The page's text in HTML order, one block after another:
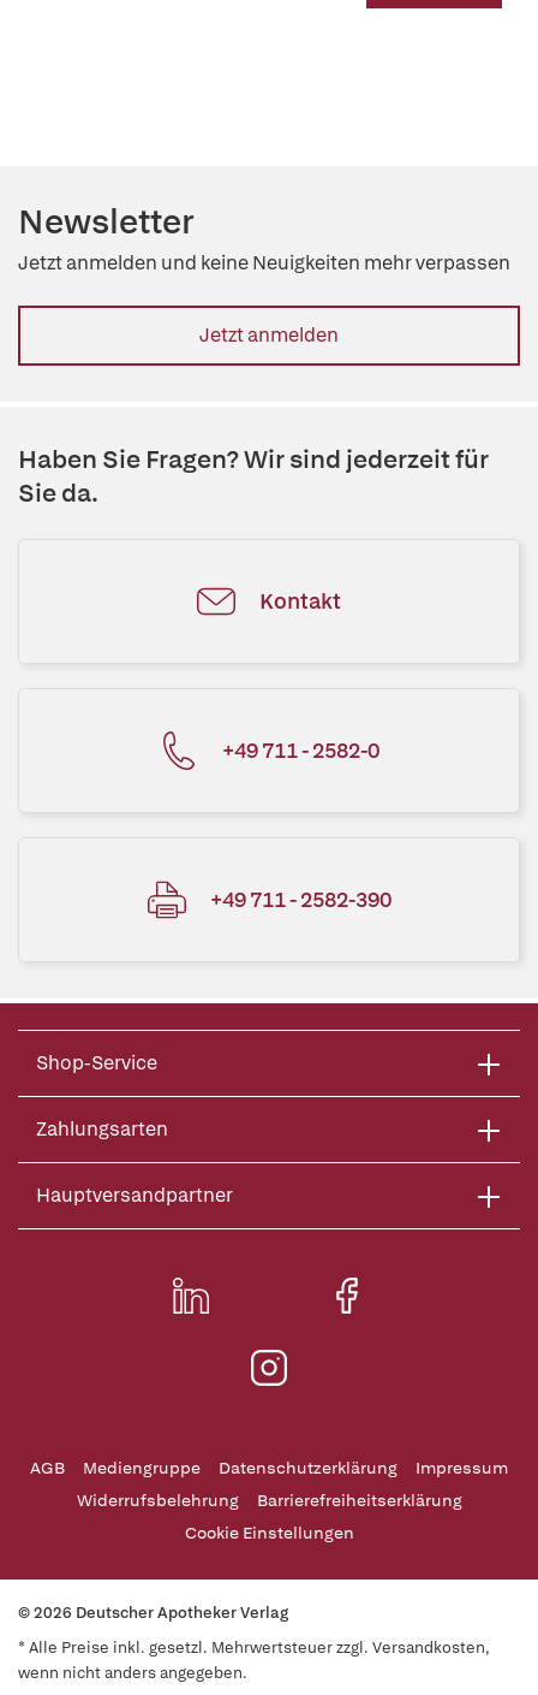
Newsletter
Jetzt anmelden und keine Neuigkeiten mehr verpassen
Jetzt anmelden
Haben Sie Fragen? Wir sind jederzeit für
Sie da.
Kontakt
+49 711 - 2582-0
+49 711 - 2582-390
Shop-Service
Zahlungsarten
Hauptversandpartner
AGB Mediengruppe Datenschutzerklärung
Impressum
Widerrufsbelehrung
Barrierefreiheitserklärung
Cookie Einstellungen
© 2026 Deutscher Apotheker Verlag
* Alle Preise inkl. gesetzl. Mehrwertsteuer zzgl. Versandkosten,
wenn nicht anders angegeben.